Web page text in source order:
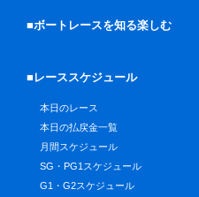
■ボートレースを知る楽しむ
■レーススケジュール
本日のレース
本日の払戻金一覧
月間スケジュール
SG・PG1スケジュール
G1・G2スケジュール